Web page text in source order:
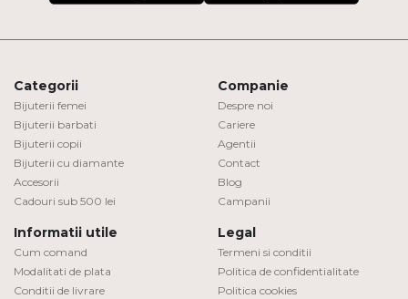
Categorii
Bijuterii femei
Bijuterii barbati
Bijuterii copii
Bijuterii cu diamante
Accesorii
Cadouri sub 500 lei
Companie
Despre noi
Cariere
Agentii
Contact
Blog
Campanii
Informatii utile
Cum comand
Modalitati de plata
Conditii de livrare
Legal
Termeni si conditii
Politica de confidentialitate
Politica cookies